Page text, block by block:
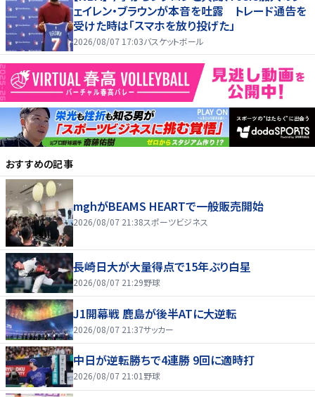
ェイレン・ブラウンが本音を吐露 トレード通告を
受けた時は「スマホを放り投げた」
2026/08/07 17:03バスケットボール
おすすめの記事
mghがBEAMS HEARTで一般販売開始
2026/08/07 21:38スポーツビジネス
長崎日大が大量得点で15年ぶり白星
2026/08/07 21:29野球
J1開幕戦 鹿島が後半ATに大逆転
2026/08/07 21:37サッカー
中日が逆転勝ちで4連勝 9回に適時打
2026/08/07 21:01 野球